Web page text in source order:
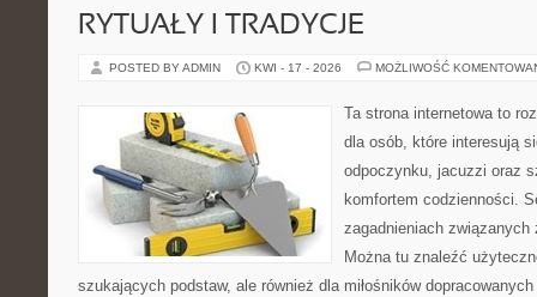
RYTUAŁY I TRADYCJE
POSTED BY ADMIN KWI - 17 - 2026 MOŻLIWOŚĆ
Ta strona internetowa to
dla osób, które interesują
odpoczynku, jacuzzi oraz
komfortem codzienności.
zagadnieniach
Można tu znaleźć
szukających podstaw, ale również dla miłośników